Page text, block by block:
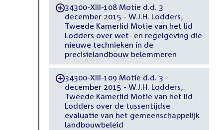
-34300-XIII-108 Motie d.d. 3
december 2015 - W.J.H. Lodders,
Tweede Kamerlid Motie van het lid
Lodders over wet- en regelgeving die
nieuwe technieken in de
precisielandbouw belemmeren
-34300-XIII-109 Motie d.d. 3
december 2015 - W.J.H. Lodders,
Tweede Kamerlid Motie van het lid
Lodders over de tussentijdse
evaluatie van het gemeenschappelijk
landbouwbeleid